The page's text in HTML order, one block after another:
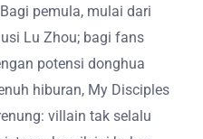
pemula, mulai dari
Lu Zhou; bagi fans
potensi donghua
hiburan, My Disciples
villain tak selalu